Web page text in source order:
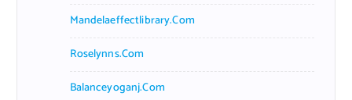
Mandelaeffectlibrary.com
Roselynns.com
Balanceyoganj.com